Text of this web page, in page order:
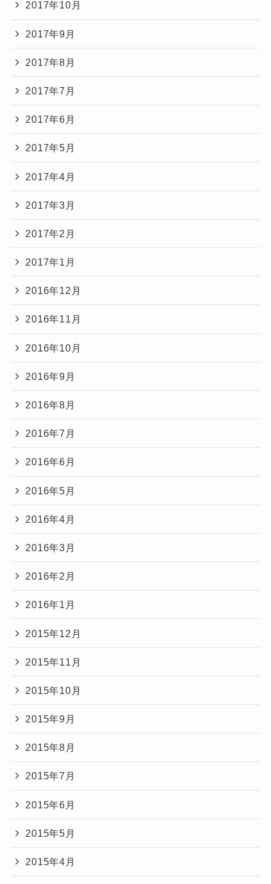
2017年10月
2017年9月
2017年8月
2017年7月
2017年6月
2017年5月
2017年4月
2017年3月
2017年2月
2017年1月
2016年12月
2016年11月
2016年10月
2016年9月
2016年8月
2016年7月
2016年6月
2016年5月
2016年4月
2016年3月
2016年2月
2016年1月
2015年12月
2015年11月
2015年10月
2015年9月
2015年8月
2015年7月
2015年6月
2015年5月
2015年4月